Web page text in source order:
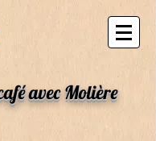
avec Molière